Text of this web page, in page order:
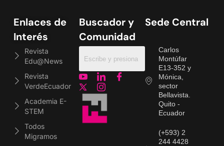
Enlaces de
Interés
Revista
Edu@news
Revista
VerdeEcuador
Academia E-
STEM
Todos
Migramos
Buscador y
Comunidad
Sede Central
Carlos
Montúfar
E13-352 y
Mónica,
sector
Bellavista.
Quito -
Ecuador
(+593) 2
244 4428